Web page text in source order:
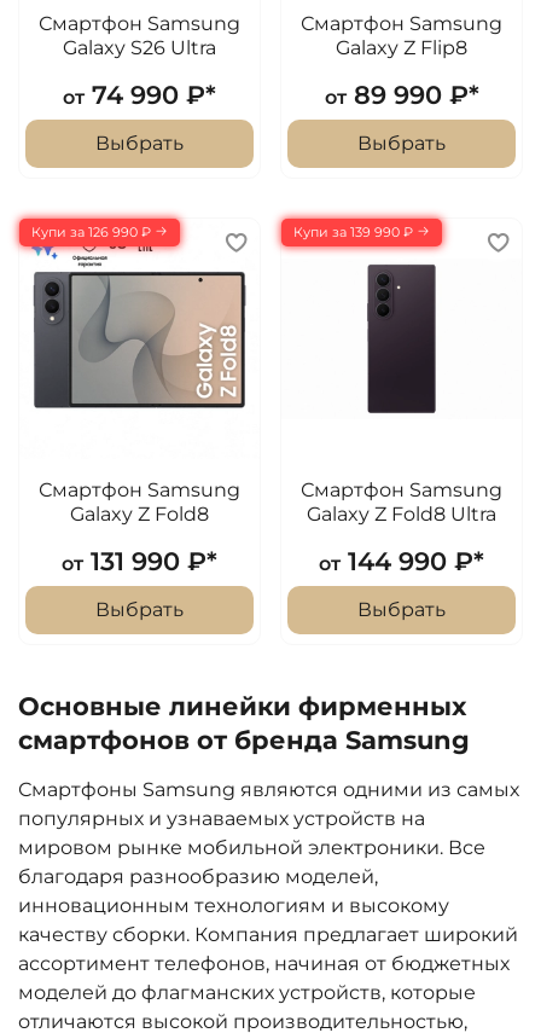
Смартфон Samsung
Galaxy S26 Ultra
от 74 990 ₽*
Выбрать
Смартфон Samsung
Galaxy Z Flip8
от 89 990 ₽*
Выбрать
Купи за 126 990 ₽
Смартфон Samsung
Galaxy Z Fold8
от 131 990 ₽*
Выбрать
Купи за 139 990 ₽
Смартфон Samsung
Galaxy Z Fold8 Ultra
от 144 990 ₽*
Выбрать
Основные линейки фирменных
смартфонов от бренда Samsung
Смартфоны Samsung являются одними из самых
популярных и узнаваемых устройств на
мировом рынке мобильной электроники. Все
благодаря разнообразию моделей,
инновационным технологиям и высокому
качеству сборки. Компания предлагает широкий
ассортимент телефонов, начиная от бюджетных
моделей до флагманских устройств, которые
отличаются высокой производительностью,